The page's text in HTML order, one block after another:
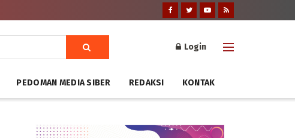
Login
PEDOMAN MEDIA SIBER REDAKSI KONTAK